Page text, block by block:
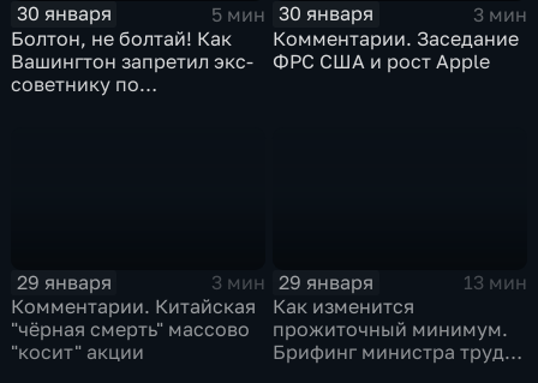
30 января
5 мин
Болтон, не болтай! Как
Вашингтон запретил экс-
советнику по
30 января
3 мин
Комментарии. Заседание
ФРС США и рост Apple
29 января
3 мин
Комментарии. Китайская
"чёрная смерть" массово
"косит" акции
29 января
13 мин
Как изменится
прожиточный минимум.
Брифинг министра труда